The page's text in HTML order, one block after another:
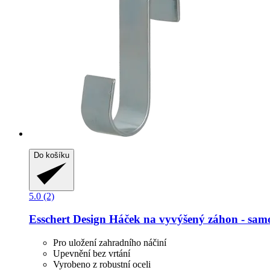
Do košíku
5.0 (2)
Esschert Design Háček na vyvýšený záhon -​
Pro uložení zahradního náčiní
Upevnění bez vrtání
Vyrobeno z robustní oceli